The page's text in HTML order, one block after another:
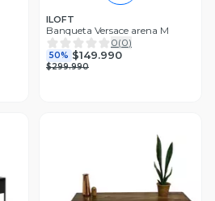
ILOFT
Banqueta Versace arena M
0(0)
50% $149.990
$299.990